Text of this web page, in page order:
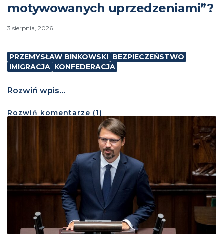
motywowanych uprzedzeniami”?
3 sierpnia, 2026
PRZEMYSŁAW BINKOWSKI BEZPIECZEŃSTWO
IMIGRACJA KONFEDERACJA
Rozwiń wpis...
Rozwiń komentarze (1)